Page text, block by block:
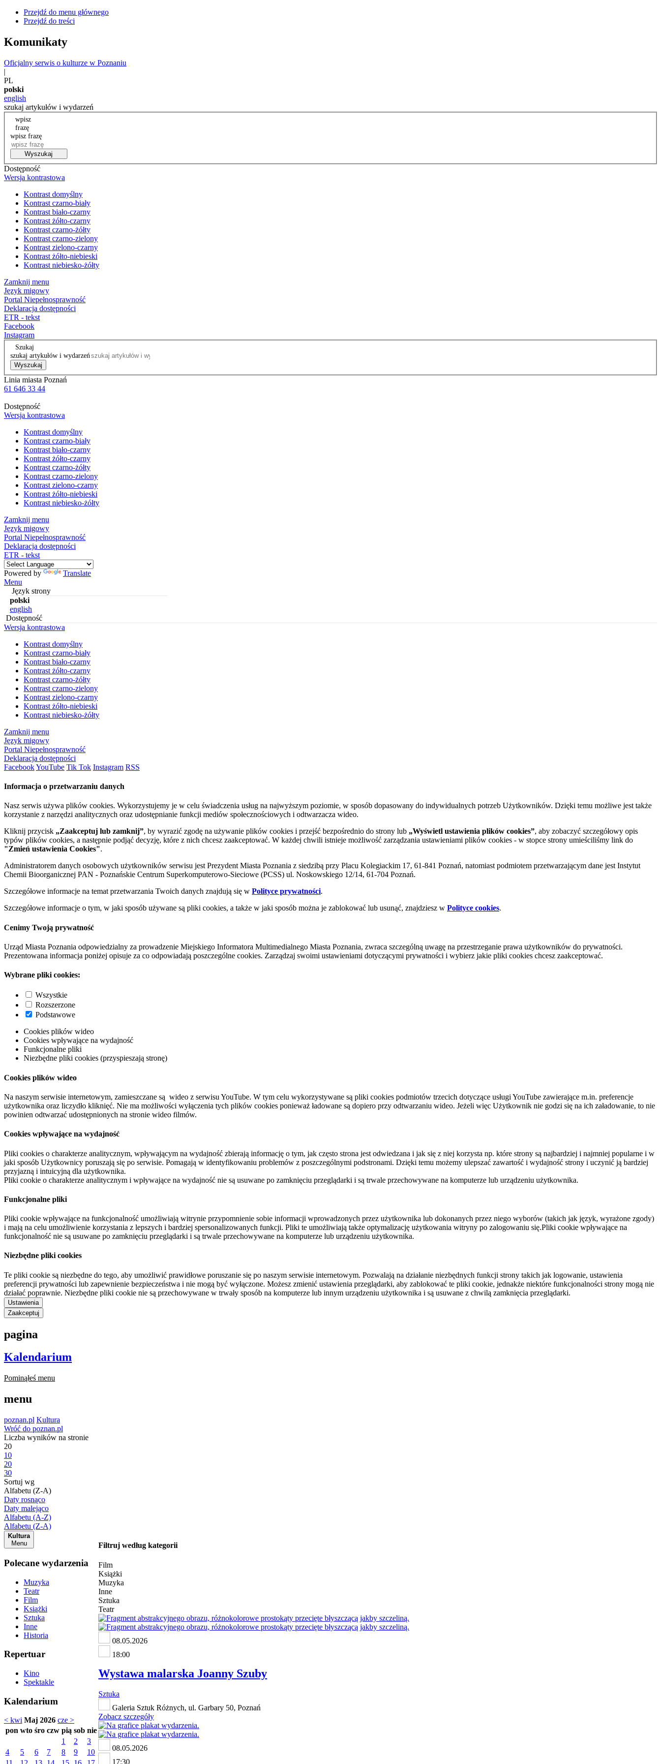
Przejdź do menu głównego
Przejdź do treści
Komunikaty
Oficjalny serwis o kulturze w Poznaniu
|
PL
polski
english
szukaj artykułów i wydarzeń
wpisz
frazę
wpisz frazę
Wyszukaj
Dostępność
Wersja kontrastowa
Kontrast domyślny
Kontrast czarno-biały
Kontrast biało-czarny
Kontrast żółto-czarny
Kontrast czarno-żółty
Kontrast czarno-zielony
Kontrast zielono-czarny
Kontrast żółto-niebieski
Kontrast niebiesko-żółty
Zamknij menu
Język migowy
Portal Niepełnosprawność
Deklaracja dostępności
ETR - tekst
Facebook
Instagram
Szukaj
szukaj artykułów i wydarzeń
Wyszukaj
Linia miasta Poznań
61 646 33 44
Dostępność
Wersja kontrastowa
Kontrast domyślny
Kontrast czarno-biały
Kontrast biało-czarny
Kontrast żółto-czarny
Kontrast czarno-żółty
Kontrast czarno-zielony
Kontrast zielono-czarny
Kontrast żółto-niebieski
Kontrast niebiesko-żółty
Zamknij menu
Język migowy
Portal Niepełnosprawność
Deklaracja dostępności
ETR - tekst
Powered by
Translate
Menu
Język strony
polski
english
Dostępność
Wersja kontrastowa
Kontrast domyślny
Kontrast czarno-biały
Kontrast biało-czarny
Kontrast żółto-czarny
Kontrast czarno-żółty
Kontrast czarno-zielony
Kontrast zielono-czarny
Kontrast żółto-niebieski
Kontrast niebiesko-żółty
Zamknij menu
Język migowy
Portal Niepełnosprawność
Deklaracja dostępności
FacebookYouTube Tik Tok Instagram RSS
Informacja o przetwarzaniu danych
Nasz serwis używa plików cookies. Wykorzystujemy je w celu świadczenia usług na najwyższym poziomie, w sposób dopasowany do indywidualnych potrzeb Użytkowników. Dzięki temu możliwe jest także
korzystanie z narzędzi analitycznych oraz udostępnianie funkcji mediów społecznościowych i odtwarzacza wideo.
Kliknij przycisk „Zaakceptuj lub zamknij”, by wyrazić zgodę na używanie plików cookies i przejść bezpośrednio do strony lub „Wyświetl ustawienia plików cookies”, aby zobaczyć szczegółowy opis
typów plików cookies, a następnie podjąć decyzję, które z nich chcesz zaakceptować. W każdej chwili istnieje możliwość zarządzania ustawieniami plików cookies - w stopce strony umieściliśmy link do
"Zmień ustawienia Cookies".
Administratorem danych osobowych użytkowników serwisu jest Prezydent Miasta Poznania z siedzibą przy Placu Kolegiackim 17, 61-841 Poznań, natomiast podmiotem przetwarzającym dane jest Instytut
Chemii Bioorganicznej PAN - Poznańskie Centrum Superkomputerowo-Sieciowe (PCSS) ul. Noskowskiego 12/14, 61-704 Poznań.
Szczegółowe informacje na temat przetwarzania Twoich danych znajdują się w Polityce prywatności.
Szczegółowe informacje o tym, w jaki sposób używane są pliki cookies, a także w jaki sposób można je zablokować lub usunąć, znajdziesz w Polityce cookies.
Cenimy Twoją prywatność
Urząd Miasta Poznania odpowiedzialny za prowadzenie Miejskiego Informatora Multimedialnego Miasta Poznania, zwraca szczególną uwagę na przestrzeganie prawa użytkowników do prywatności.
Prezentowana informacja poniżej opisuje za co odpowiadają poszczególne cookies. Zarządzaj swoimi ustawieniami dotyczącymi prywatności i wybierz jakie pliki cookies chcesz zaakceptować.
Wybrane pliki cookies:
Wszystkie
Rozszerzone
Podstawowe
Cookies plików wideo
Cookies wpływające na wydajność
Funkcjonalne pliki
Niezbędne pliki cookies (przyspieszają stronę)
Cookies plików wideo
Na naszym serwisie internetowym, zamieszczane są wideo z serwisu YouTube. W tym celu wykorzystywane są pliki cookies podmiotów trzecich dotyczące usługi YouTube zawierające m.in. preferencje
użytkownika oraz liczydło kliknięć. Nie ma możliwości wyłączenia tych plików cookies ponieważ ładowane są dopiero przy odtwarzaniu wideo. Jeżeli więc Użytkownik nie godzi się na ich załadowanie, to nie
powinien odtwarzać udostępnionych na stronie wideo filmów.
Cookies wpływające na wydajność
Pliki cookies o charakterze analitycznym, wpływającym na wydajność zbierają informację o tym, jak często strona jest odwiedzana i jak się z niej korzysta np. które strony są najbardziej i najmniej popularne i w
jaki sposób Użytkownicy poruszają się po serwisie. Pomagają w identyfikowaniu problemów z poszczególnymi podstronami. Dzięki temu możemy ulepszać zawartość i wydajność strony i uczynić ją bardziej
przyjazną i intuicyjną dla użytkownika.
Pliki cookie o charakterze analitycznym i wpływające na wydajność nie są usuwane po zamknięciu przeglądarki i są trwale przechowywane na komputerze lub urządzeniu użytkownika.
Funkcjonalne pliki
Pliki cookie wpływające na funkcjonalność umożliwiają witrynie przypomnienie sobie informacji wprowadzonych przez użytkownika lub dokonanych przez niego wyborów (takich jak język, wyrażone zgody)
i mają na celu umożliwienie korzystania z lepszych i bardziej spersonalizowanych funkcji. Pliki te umożliwiają także optymalizację użytkowania witryny po zalogowaniu się.Pliki cookie wpływające na
funkcjonalność nie są usuwane po zamknięciu przeglądarki i są trwale przechowywane na komputerze lub urządzeniu użytkownika.
Niezbędne pliki cookies
Te pliki cookie są niezbędne do tego, aby umożliwić prawidłowe poruszanie się po naszym serwisie internetowym. Pozwalają na działanie niezbędnych funkcji strony takich jak logowanie, ustawienia
preferencji prywatności lub zapewnienie bezpieczeństwa i nie mogą być wyłączone. Możesz zmienić ustawienia przeglądarki, aby zablokować te pliki cookie, jednakże niektóre funkcjonalności strony mogą nie
działać poprawnie. Niezbędne pliki cookie nie są przechowywane w trwały sposób na komputerze lub innym urządzeniu użytkownika i są usuwane z chwilą zamknięcia przeglądarki.
Ustawienia
Zaakceptuj
pagina
Kalendarium
Pominąłeś menu
menu
poznan.pl Kultura
Wróć do poznan.pl
Liczba wyników na stronie
20
10
20
30
Sortuj wg
Alfabetu (Z-A)
Daty rosnąco
Daty malejąco
Alfabetu (A-Z)
Alfabetu (Z-A)
Kultura
Menu
Polecane wydarzenia
Muzyka
Teatr
Film
Książki
Sztuka
Inne
Historia
Repertuar
Kino
Spektakle
Kalendarium
< kwi Maj 2026 cze >
pon wto śro czw pią sob nie
1
2
3
4
5 6 7 8 9
10
Filtruj według kategorii
Film
Książki
Muzyka
Inne
Sztuka
Teatr
08.05.2026
18:00
Wystawa malarska Joanny Szuby
Sztuka
Galeria Sztuk Różnych, ul. Garbary 50, Poznań
Zobacz szczegóły
08.05.2026
17:30